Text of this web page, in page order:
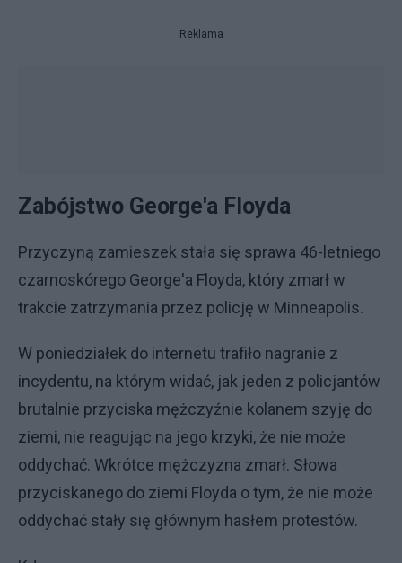
Reklama
Zabójstwo George'a Floyda
Przyczyną zamieszek stała się sprawa 46-letniego
czarnoskórego George'a Floyda, który zmarł w
trakcie zatrzymania przez policję w Minneapolis.
W poniedziałek do internetu trafiło nagranie z
incydentu, na którym widać, jak jeden z policjantów
brutalnie przyciska mężczyźnie kolanem szyję do
ziemi, nie reagując na jego krzyki, że nie może
oddychać. Wkrótce mężczyzna zmarł. Słowa
przyciskanego do ziemi Floyda o tym, że nie może
oddychać stały się głównym hasłem protestów.